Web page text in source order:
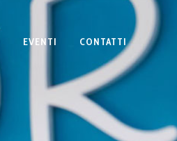
EVENTI CONTATTI